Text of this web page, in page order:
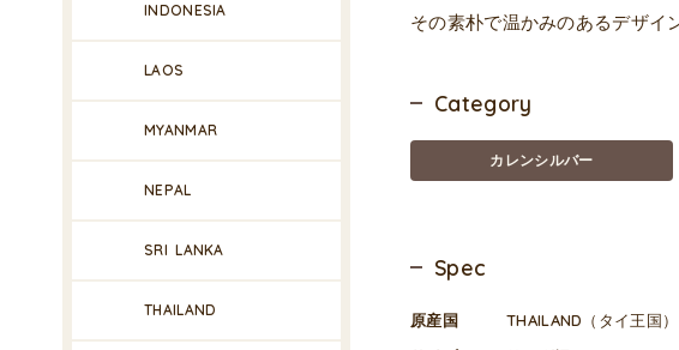
その素朴で温かみのあるデザイ
Category
カレンシルバー
Spec
原産国
THAILAND（タイ王国）
INDONESIA
LAOS
MYANMAR
NEPAL
SRI LANKA
THAILAND